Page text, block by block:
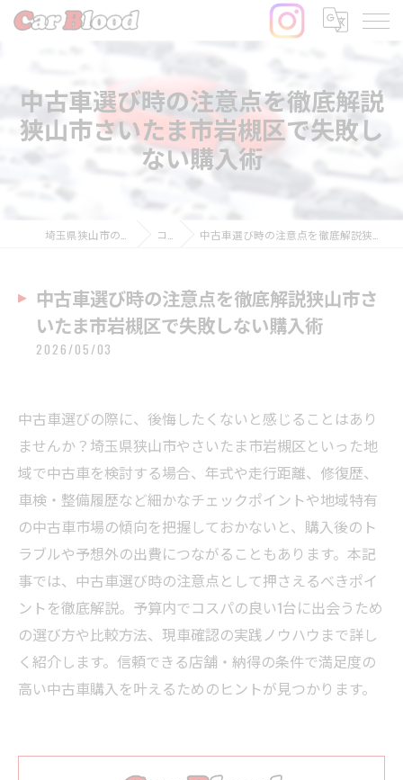
中古車選び時の注意点を徹底解説
狭山市さいたま市岩槻区で失敗し
ない購入術
コラム 中古車選び時の注意点を徹底解説狭山市さいたま市岩槻区で失敗しない購入術
中古車選び時の注意点を徹底解説狭山市さ
いたま市岩槻区で失敗しない購入術
2026/05/03
中古車選びの際に、後悔したくないと感じることはあり
ませんか？埼玉県狭山市やさいたま市岩槻区といった地
域で中古車を検討する場合、年式や走行距離、修復歴、
車検・整備履歴など細かなチェックポイントや地域特有
の中古車市場の傾向を把握しておかないと、購入後のト
ラブルや予想外の出費につながることもあります。本記
事では、中古車選び時の注意点として押さえるべきポイ
ントを徹底解説。予算内でコスパの良い1台に出会うため
の選び方や比較方法、現車確認の実践ノウハウまで詳し
く紹介します。信頼できる店舗・納得の条件で満足度の
高い中古車購入を叶えるためのヒントが見つかります。